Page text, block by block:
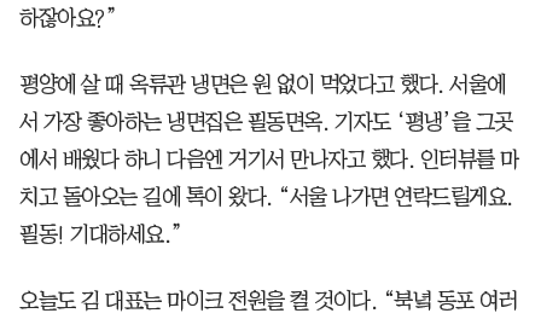
하잖아요?”
평양에 살 때 옥류관 냉면은 원 없이 먹었다고 했다. 서울에
서 가장 좋아하는 냉면집은 필동면옥. 기자도 ‘평냉’을 그곳
에서 배웠다 하니 다음엔 거기서 만나자고 했다. 인터뷰를 마
치고 돌아오는 길에 톡이 왔다. “서울 나가면 연락드릴게요.
필동! 기대하세요.”
오늘도 김 대표는 마이크 전원을 켤 것이다. “북녘 동포 여러